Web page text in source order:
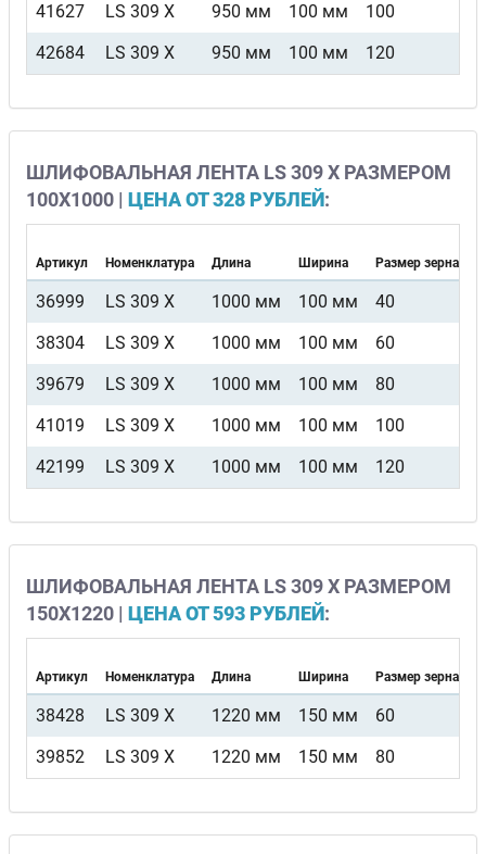
41627
LS 309 X 950 мм 100 мм 100
42684
LS 309 X 950 мм 100 мм 120
ШЛИФОВАЛЬНАЯ ЛЕНТА LS 309 X РАЗМЕРОМ
100Х1000 | ЦЕНА ОТ 328 РУБЛЕЙ:
Артикул Номенклатура Длина Ширина Размер зерна
36999 LS 309 X 1000 мм 100 мм 40
38304
LS 309 X 1000 мм 100 мм 60
39679
LS 309 X 1000 мм 100 мм 80
41019
LS 309 X 1000 мм 100 мм 100
42199
LS 309 X 1000 мм 100 мм 120
ШЛИФОВАЛЬНАЯ ЛЕНТА LS 309 X РАЗМЕРОМ
150Х1220 | ЦЕНА ОТ 593 РУБЛЕЙ:
Артикул Номенклатура Длина Ширина Размер зерна
38428 LS 309 X 1220 мм 150 мм 60
39852
LS 309 X 1220 мм 150 мм 80